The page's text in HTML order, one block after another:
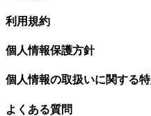
利用規約
個人情報保護方針
個人情報の取扱いに関する特
よくある質問